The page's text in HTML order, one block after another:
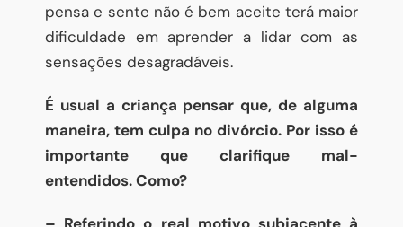
pensa e sente não é bem aceite terá maior
dificuldade em aprender a lidar com as
sensações desagradáveis.
É usual a criança pensar que, de alguma
maneira, tem culpa no divórcio. Por isso é
importante que clarifique mal-
entendidos. Como?